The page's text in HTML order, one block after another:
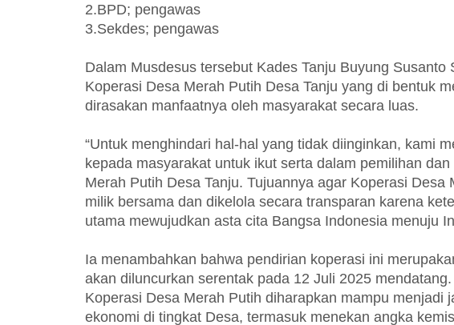
2.BPD; pengawas
3.Sekdes; pengawas
Dalam Musdesus tersebut Kades Tanju Buyung
Koperasi Desa Merah Putih Desa Tanju yang di bentuk
dirasakan manfaatnya oleh masyarakat secara luas.
“Untuk menghindari hal-hal yang tidak diinginkan, kami
kepada masyarakat untuk ikut serta dalam pemilihan
Merah Putih Desa Tanju. Tujuannya agar Koperasi
milik bersama dan dikelola secara transparan karena
utama mewujudkan asta cita Bangsa Indonesia menuju
Ia menambahkan bahwa pendirian koperasi ini
akan diluncurkan serentak pada 12 Juli 2025
Koperasi Desa Merah Putih diharapkan mampu menjadi
ekonomi di tingkat Desa, termasuk menekan angka